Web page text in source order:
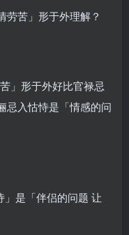
劳苦」形于外理解？
」形于外好比官禄忌
忌入怙恃是「情感的问
」是「伴侣的问题 让